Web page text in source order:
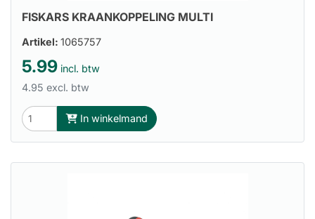
FISKARS KRAANKOPPELING MULTI
Artikel: 1065757
5.99 incl. btw
4.95 excl. btw
In winkelmand